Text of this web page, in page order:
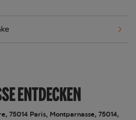
ENTDECKEN
75014 Paris, Montparnasse, 75014,